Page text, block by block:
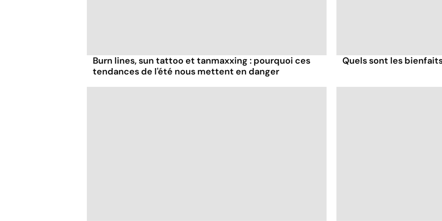
Burn lines, sun tattoo et tanmaxxing : pourquoi ces
tendances de l'été nous mettent en danger
Quels sont les